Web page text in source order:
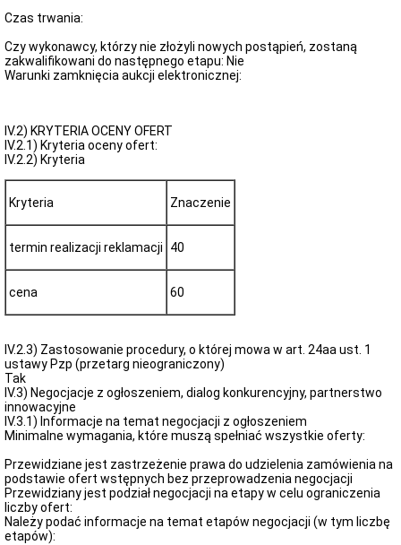
Czas trwania:
Czy wykonawcy, którzy nie złożyli nowych postąpień, zostaną
zakwalifikowani do następnego etapu: Nie
Warunki zamknięcia aukcji elektronicznej:
IV.2) KRYTERIA OCENY OFERT
IV.2.1) Kryteria oceny ofert:
IV.2.2) Kryteria
Kryteria Znaczenie
termin realizacji reklamacji 40
cena 60
IV.2.3) Zastosowanie procedury, o której mowa w art. 24aa ust. 1
ustawy Pzp (przetarg nieograniczony)
Tak
IV.3) Negocjacje z ogłoszeniem, dialog konkurencyjny, partnerstwo
innowacyjne
IV.3.1) Informacje na temat negocjacji z ogłoszeniem
Minimalne wymagania, które muszą spełniać wszystkie oferty:
Przewidziane jest zastrzeżenie prawa do udzielenia zamówienia na
podstawie ofert wstępnych bez przeprowadzenia negocjacji
Przewidziany jest podział negocjacji na etapy w celu ograniczenia
liczby ofert:
Należy podać informacje na temat etapów negocjacji (w tym liczbę
etapów):